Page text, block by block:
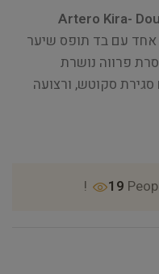
Artero Kira-
אחד עם בד תופס שיער
פרווה נושרת
סקוטש, ורצועה
19